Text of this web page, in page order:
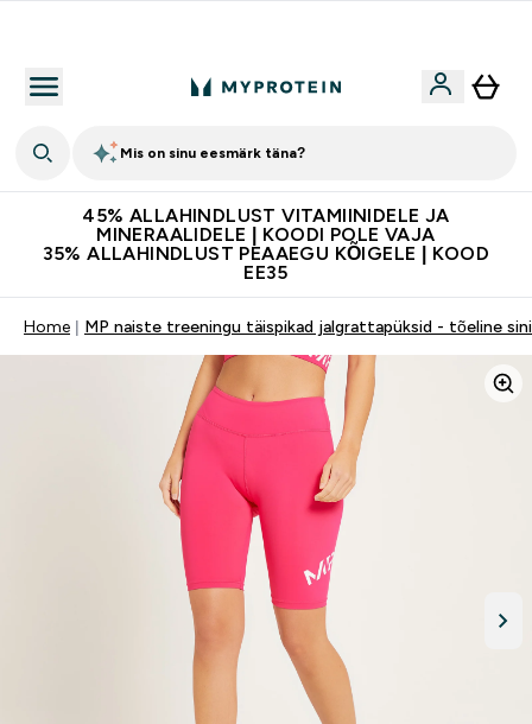
Mis on sinu eesmärk täna?
45% ALLAHINDLUST VITAMIINIDELE JA
MINERAALIDELE | KOODI POLE VAJA
35% ALLAHINDLUST PEAAEGU KÕIGELE | KOOD
EE35
Home MP naiste treeningu täispikad jalgrattapüksid - tõeline